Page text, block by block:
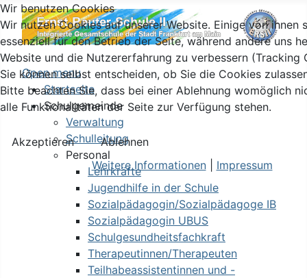
Open menu
Startseite
Schulgemeinde
Verwaltung
Schulleitung
Personal
Lehrkräfte
Jugendhilfe in der Schule
Sozialpädagogin/Sozialpädagoge IB
Sozialpädagogin UBUS
Schulgesundheitsfachkraft
Therapeutinnen/Therapeuten
Teilhabeassistentinnen und -
Wir benutzen Cookies
Wir nutzen Cookies auf unserer Website. Einige von ihnen
essenziell für den Betrieb der Seite, während andere uns
Website und die Nutzererfahrung zu verbessern (Tracking
Sie können selbst entscheiden, ob Sie die Cookies
Bitte beachten Sie, dass bei einer Ablehnung womöglich
alle Funktionalitäten der Seite zur Verfügung stehen.
Akzeptieren
Ablehnen
Weitere Informationen| Impressum